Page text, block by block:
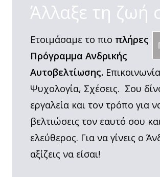
Άλλαξε τη ζωή
Ετοιμάσαμε το πιο πλήρες
Πρόγραμμα Ανδρικής
Αυτοβελτίωσης.
Ψυχολογία, Σχέσεις. Σου
εργαλεία και τον τρόπο για
βελτιώσεις τον εαυτό σου
ελεύθερος. Για να γίνεις ο
αξίζεις να είσαι!